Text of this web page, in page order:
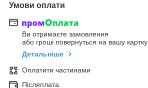
Умови оплати
Ви отримаєте замовлення
або гроші повернуться на вашу картку
Детальніше
Оплатити частинами
Післяплата